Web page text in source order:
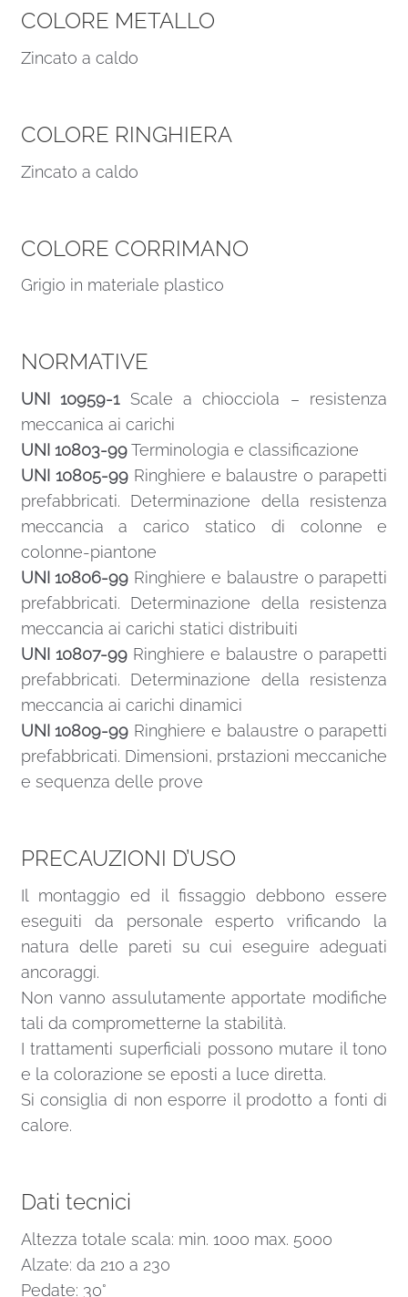
COLORE METALLO
Zincato a caldo
COLORE RINGHIERA
Zincato a caldo
COLORE CORRIMANO
Grigio in materiale plastico
NORMATIVE
UNI 10959-1Scale a chiocciola – resistenza
meccanica ai carichi
UNI 10803-99Terminologia e classificazione
UNI 10805-99Ringhiere e balaustre o parapetti
prefabbricati. Determinazione della resistenza
meccancia a carico statico di colonne e
colonne-piantone
UNI 10806-99 Ringhiere e balaustre o parapetti
prefabbricati. Determinazione della resistenza
meccancia ai carichi statici distribuiti
UNI 10807-99Ringhiere e balaustre o parapetti
prefabbricati. Determinazione della resistenza
meccancia ai carichi dinamici
UNI 10809-99 Ringhiere e balaustre o parapetti
prefabbricati. Dimensioni, prstazioni meccaniche
e sequenza delle prove
PRECAUZIONI D’USO
Il montaggio ed il fissaggio debbono essere
eseguiti da personale esperto vrificando la
natura delle pareti su cui eseguire adeguati
ancoraggi.
Non vanno assulutamente apportate modifiche
tali da comprometterne la stabilità.
I trattamenti superficiali possono mutare il tono
e la colorazione se eposti a luce diretta.
Si consiglia di non esporre il prodotto a fonti di
calore.
Dati tecnici
Altezza totale scala: min. 1000 max. 5000
Alzate: da 210 a 230
Pedate: 30°